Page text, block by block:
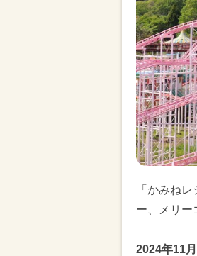
「かみね
ー、メリー
2024年11